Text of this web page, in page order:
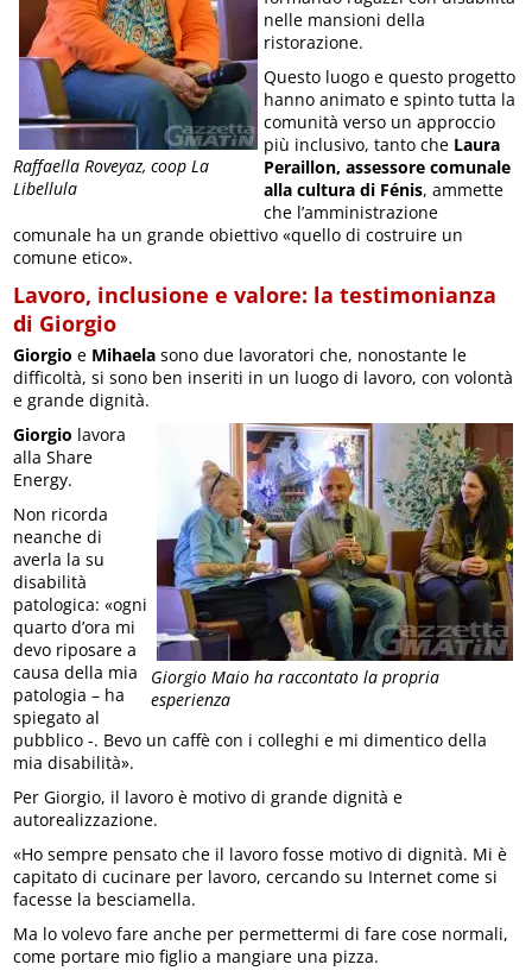
Raffaella Roveyaz, coop La
Libellula
nelle mansioni della
ristorazione.
Questo luogo e questo progetto
hanno animato e spinto tutta la
comunità verso un approccio
più inclusivo, tanto che Laura
Peraillon, assessore comunale
alla cultura di Fénis, ammette
che l’amministrazione
comunale ha un grande obiettivo «quello di costruire un
comune etico».
Lavoro, inclusione e valore: la testimonianza
di Giorgio
Giorgio e Mihaela sono due lavoratori che, nonostante le
difficoltà, si sono ben inseriti in un luogo di lavoro, con volontà
e grande dignità.
Giorgio Maio ha raccontato la propria
esperienza
Giorgio lavora
alla Share
Energy.
Non ricorda
neanche di
averla la su
disabilità
patologica: «ogni
quarto d’ora mi
devo riposare a
causa della mia
patologia – ha
spiegato al
pubblico -. Bevo un caffè con i colleghi e mi dimentico della
mia disabilità».
Per Giorgio, il lavoro è motivo di grande dignità e
autorealizzazione.
«Ho sempre pensato che il lavoro fosse motivo di dignità. Mi è
capitato di cucinare per lavoro, cercando su Internet come si
facesse la besciamella.
Ma lo volevo fare anche per permettermi di fare cose normali,
come portare mio figlio a mangiare una pizza.